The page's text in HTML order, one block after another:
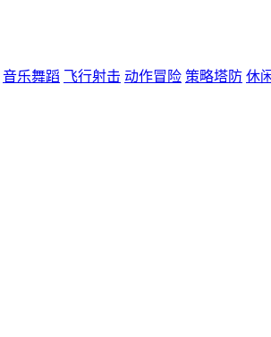
音乐舞蹈 飞行射击 动作冒险 策略塔防 休